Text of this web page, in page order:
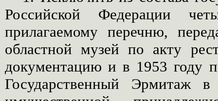
Российской Федерации
прилагаемому перечню,
областной музей по акту
документацию и в 1953 году
Государственный Эрмитаж